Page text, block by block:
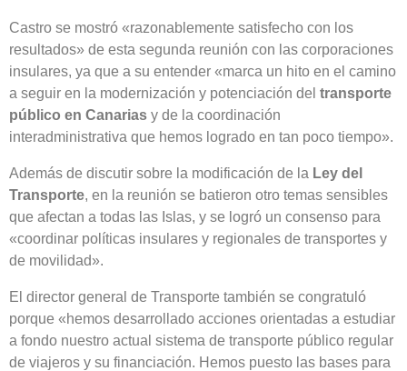
Castro se mostró «razonablemente satisfecho con los
resultados» de esta segunda reunión con las corporaciones
insulares, ya que a su entender «marca un hito en el camino
a seguir en la modernización y potenciación del transporte
público en Canarias y de la coordinación
interadministrativa que hemos logrado en tan poco tiempo».
Además de discutir sobre la modificación de la Ley del
Transporte, en la reunión se batieron otro temas sensibles
que afectan a todas las Islas, y se logró un consenso para
«coordinar políticas insulares y regionales de transportes y
de movilidad».
El director general de Transporte también se congratuló
porque «hemos desarrollado acciones orientadas a estudiar
a fondo nuestro actual sistema de transporte público regular
de viajeros y su financiación. Hemos puesto las bases para